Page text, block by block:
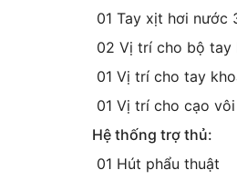
01 Tay xịt hơi nước
02 Vị trí cho bộ tay
01 Vị trí cho tay
01 Vị trí cho cạo
Hệ thống trợ thủ:
01 Hút phẩu thuật